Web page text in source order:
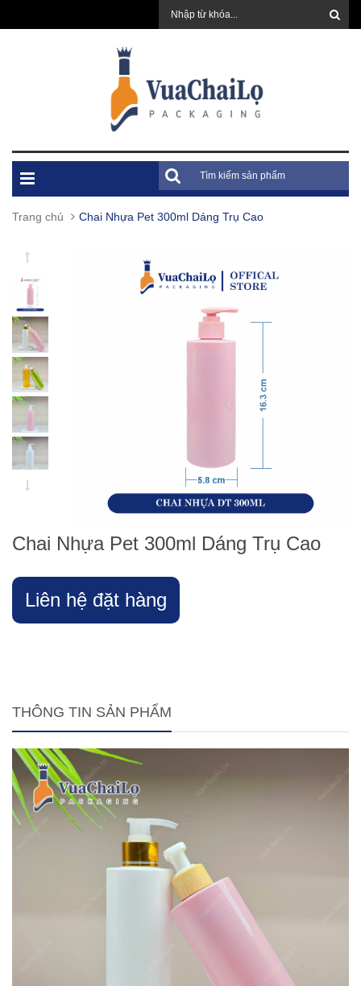
Trang chủ Chai Nhựa Pet 300ml Dáng Trụ Cao
Chai Nhựa Pet 300ml Dáng Trụ Cao
Liên hệ đặt hàng
THÔNG TIN SẢN PHẨM